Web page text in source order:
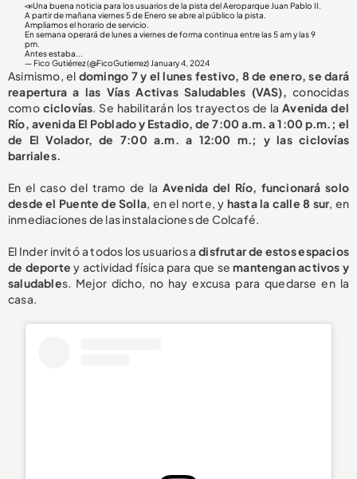
📣Una buena noticia para los usuarios de la pista del Aeroparque Juan Pablo II.
A partir de mañana viernes 5 de Enero se abre al público la pista.
Ampliamos el horario de servicio.
En semana operará de lunes a viernes de forma continua entre las 5 am y las 9
pm.
Antes estaba...
— Fico Gutiérrez (@FicoGutierrez)January 4, 2024
Asimismo, el domingo 7 y el lunes festivo, 8 de enero, se dará
reapertura a las Vías Activas Saludables (VAS), conocidas
como ciclovías. Se habilitarán los trayectos de laAvenida del
Río, avenida El Poblado y Estadio, de 7:00 a.m. a 1:00 p.m.; el
de El Volador, de 7:00 a.m. a 12:00 m.; y las ciclovías
barriales.
En el caso del tramo de laAvenida del Río, funcionará solo
desde el Puente de Solla, en el norte, y hasta la calle 8 sur, en
inmediaciones de las instalaciones de Colcafé.
El Inder invitó a todos los usuarios adisfrutar de estos espacios
de deporte y actividad física para que semantengan activos y
saludables. Mejor dicho, no hay excusa para quedarse en la
casa.